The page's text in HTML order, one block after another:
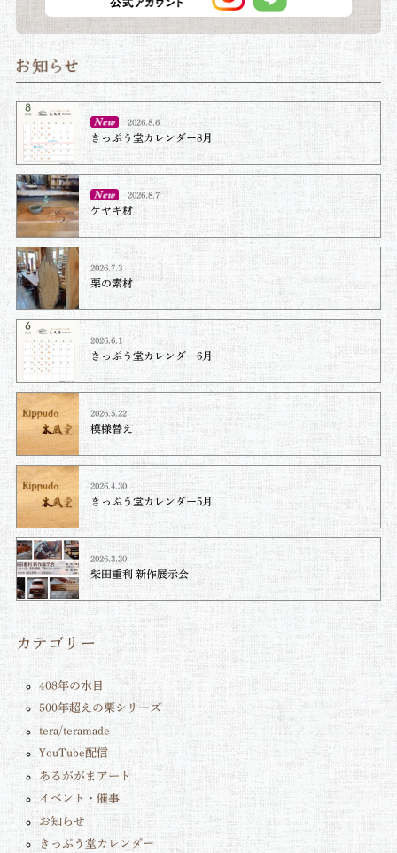
2026.8.6
きっぷう堂カレンダー8月
2026.8.7
ケヤキ材⁡
2026.7.3
栗の素材
2026.6.1
きっぷう堂カレンダー6月
2026.5.22
模様替え
2026.4.30
きっぷう堂カレンダー5月
2026.3.30
柴田重利 新作展示会
カテゴリー
408年の水目
500年超えの栗シリーズ
tera/teramade
YouTube配信
あるががまアート
イベント・催事
お知らせ
きっぷう堂カレンダー